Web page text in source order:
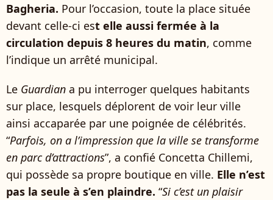
Bagheria. Pour l’occasion, toute la place située
devant celle-ci est elle aussi fermée à la
circulation depuis 8 heures du matin, comme
l’indique un arrêté municipal.
Le Guardian a pu interroger quelques habitants
sur place, lesquels déplorent de voir leur ville
ainsi accaparée par une poignée de célébrités.
“Parfois, on a l’impression que la ville se transforme
en parc d’attractions”, a confié Concetta Chillemi,
qui possède sa propre boutique en ville. Elle n’est
pas la seule à s’en plaindre. “Si c’est un plaisir